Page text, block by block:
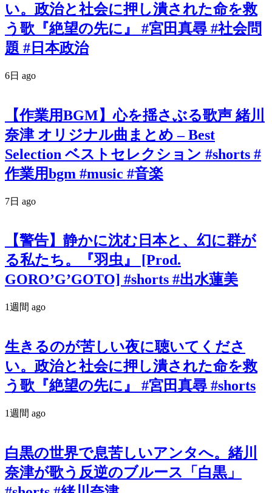
い。政治と社会に押し潰された命を救
う歌『絶望の先に』 #宮田真尋 #社会問
題 #日本政治
6日 ago
【作業用BGM】心を揺さぶる歌声 緒川
奈津 オリジナル曲まとめ – Best
Selection ベストセレクション #shorts #
作業用bgm #music #音楽
7日 ago
【警告】静かに沈む日本と、幻に群が
る私たち。『羽虫』 [Prod.
GORO’G’GOTO] #shorts #出水蓮美
1週間 ago
生きるのが苦しい夜に聴いてくださ
い。政治と社会に押し潰された命を救
う歌『絶望の先に』 #宮田真尋 #shorts
1週間 ago
白黒の世界で息苦しいアンタへ。緒川
奈津が歌う反逆のブルース「白黒」